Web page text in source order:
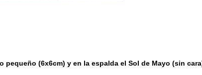
(6x6cm) y en la espalda el Sol de Mayo (sin